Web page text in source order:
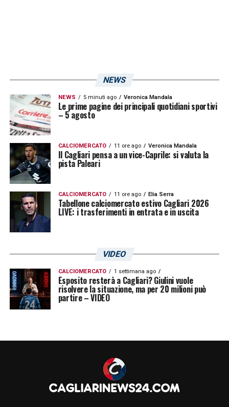
NEWS
NEWS 5 minuti ago Veronica Mandala
Le prime pagine dei principali quotidiani sportivi
– 5 agosto
CALCIOMERCATO 11 ore ago Veronica Mandala
Il Cagliari pensa a un vice-Caprile: si valuta la
pista Paleari
CALCIOMERCATO 11 ore ago Elia Serra
Tabellone calciomercato estivo Cagliari 2026
LIVE: i trasferimenti in entrata e in uscita
VIDEO
CALCIOMERCATO 1 settimana ago
Esposito resterà a Cagliari? Giulini vuole
risolvere la situazione, ma per 20 milioni può
partire – VIDEO